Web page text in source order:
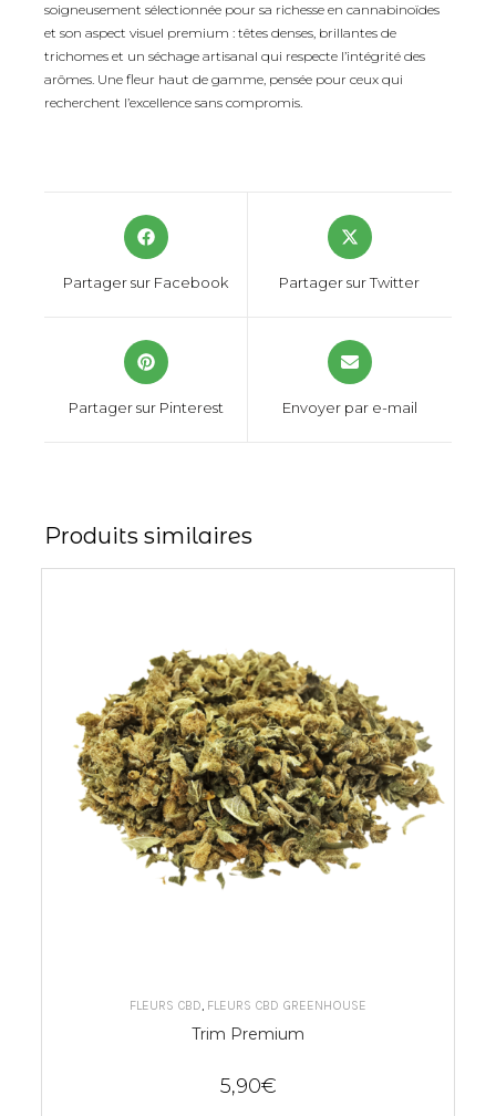
soigneusement sélectionnée pour sa richesse en cannabinoïdes
et son aspect visuel premium : têtes denses, brillantes de
trichomes et un séchage artisanal qui respecte l’intégrité des
arômes. Une fleur haut de gamme, pensée pour ceux qui
recherchent l’excellence sans compromis.
Partager sur Facebook Partager sur Twitter
Partager sur Pinterest Envoyer par e-mail
Produits similaires
CHOIX DES OPTIONS
FLEURS CBD FLEURS CBD GREENHOUSE
Trim Premium
5,90€